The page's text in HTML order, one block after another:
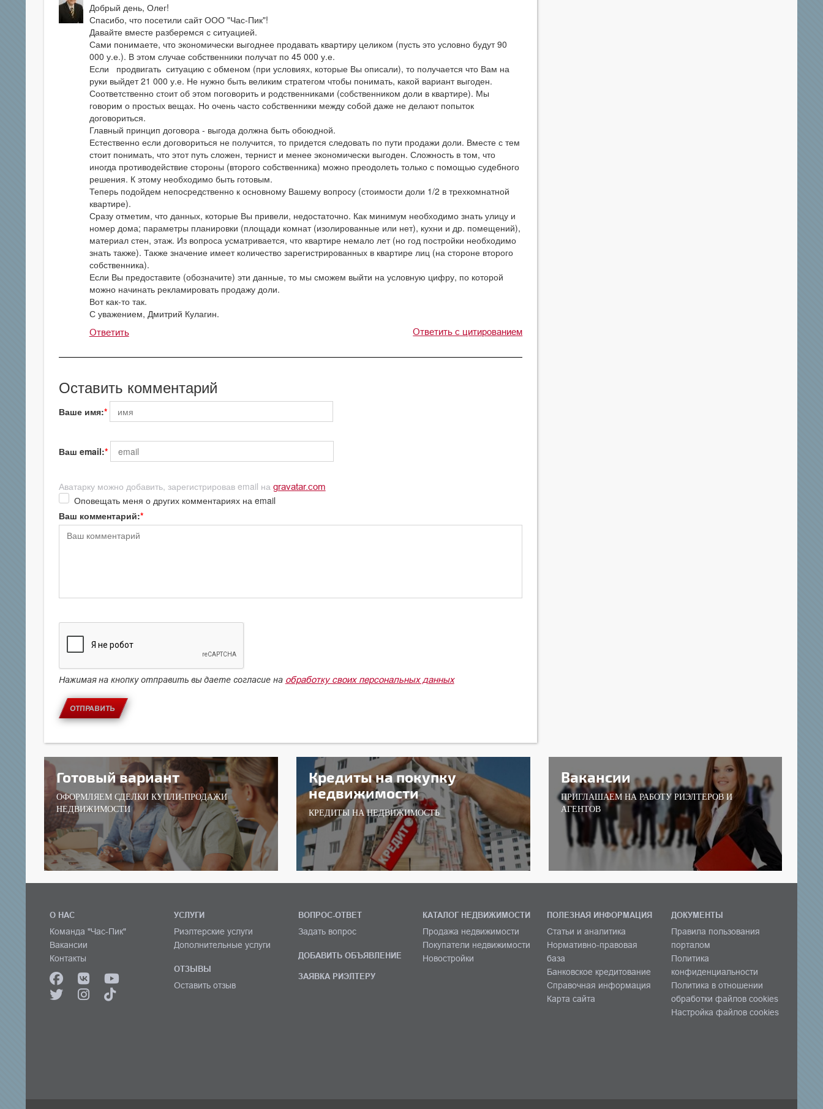
Добрый день, Олег!
Спасибо, что посетили сайт ООО "Час-Пик"!
Давайте вместе разберемся с ситуацией.
Сами понимаете, что экономически выгоднее продавать квартиру целиком (пусть это условно будут 90
000 у.е.). В этом случае собственники получат по 45 000 у.е.
Если продвигать ситуацию с обменом (при условиях, которые Вы описали), то получается что Вам на
руки выйдет 21 000 у.е. Не нужно быть великим стратегом чтобы понимать, какой вариант выгоден.
Соответственно стоит об этом поговорить и родственниками (собственником доли в квартире). Мы
говорим о простых вещах. Но очень часто собственники между собой даже не делают попыток
договориться.
Главный принцип договора - выгода должна быть обоюдной.
Естественно если договориться не получится, то придется следовать по пути продажи доли. Вместе с тем
стоит понимать, что этот путь сложен, тернист и менее экономически выгоден. Сложность в том, что
иногда противодействие стороны (второго собственника) можно преодолеть только с помощью судебного
решения. К этому необходимо быть готовым.
Теперь подойдем непосредственно к основному Вашему вопросу (стоимости доли 1/2 в трехкомнатной
квартире).
Сразу отметим, что данных, которые Вы привели, недостаточно. Как минимум необходимо знать улицу и
номер дома; параметры планировки (площади комнат (изолированные или нет), кухни и др. помещений),
материал стен, этаж. Из вопроса усматривается, что квартире немало лет (но год постройки необходимо
знать также). Также значение имеет количество зарегистрированных в квартире лиц (на стороне второго
собственника).
Если Вы предоставите (обозначите) эти данные, то мы сможем выйти на условную цифру, по которой
можно начинать рекламировать продажу доли.
Вот как-то так.
С уважением, Дмитрий Кулагин.
Ответить Ответить с цитированием
Оставить комментарий
Ваше имя:
Ваш email:
Аватарку можно добавить, зарегистрировав email на gravatar.com
Оповещать меня о других комментариях на email
Ваш комментарий:
Нажимая на кнопку отправить вы даете согласие на обработку своих персональных данных
ОТПРАВИТЬ
Готовый вариант
ОФОРМЛЯЕМ СДЕЛКИ КУПЛИ-ПРОДАЖИ
НЕДВИЖИМОСТИ
Кредиты на покупку
недвижимости
КРЕДИТЫ НА НЕДВИЖИМОСТЬ
Вакансии
ПРИГЛАШАЕМ НА РАБОТУ РИЭЛТЕРОВ И
АГЕНТОВ
О НАС
Команда "Час-Пик"
Вакансии
Контакты
УСЛУГИ
Риэлтерские услуги
Дополнительные услуги
ОТЗЫВЫ
Оставить отзыв
ВОПРОС-ОТВЕТ
Задать вопрос
ДОБАВИТЬ ОБЪЯВЛЕНИЕ
ЗАЯВКА РИЭЛТЕРУ
КАТАЛОГ НЕДВИЖИМОСТИ
Продажа недвижимости
Покупатели недвижимости
Новостройки
ПОЛЕЗНАЯ ИНФОРМАЦИЯ
Статьи и аналитика
Нормативно-правовая
база
Банковское кредитование
Справочная информация
Карта сайта
ДОКУМЕНТЫ
Правила пользования
порталом
Политика
конфиденциальности
Политика в отношении
обработки файлов cookies
Настройка файлов cookies